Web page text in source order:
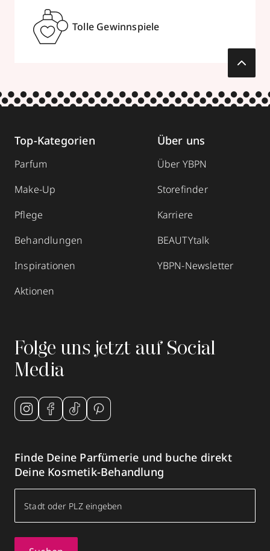
Tolle Gewinnspiele
Top-Kategorien
Parfum
Make-Up
Pflege
Behandlungen
Inspirationen
Aktionen
Über uns
Über YBPN
Storefinder
Karriere
BEAUTYtalk
YBPN-Newsletter
Folge uns jetzt auf Social
Media
Finde Deine Parfümerie und buche direkt
Deine Kosmetik-Behandlung